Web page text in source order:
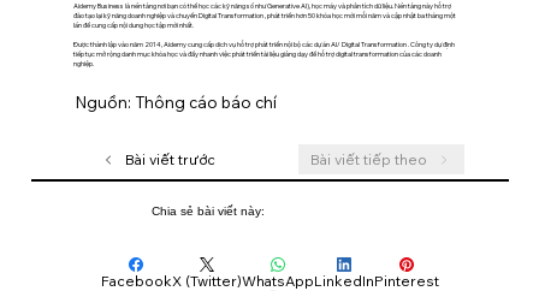
Aidemy Business là nền tảng nơi bạn có thể học các kỹ năng số như Generative AI), học máy và phân tích dữ liệu. Nền tảng này hỗ trợ
đào tạo lại kỹ năng doanh nghiệp và chuyển Digital Transformation , phát triển hơn 50 khóa học mới mỗi năm và cập nhật ba tháng một
lần để cung cấp nội dung học tập mới nhất.
Được thành lập vào năm 2014, Aidemy cung cấp dịch vụ hỗ trợ phát triển nội bộ các dự án AI/ Digital Transformation . Công ty dự định
tiếp tục mở rộng danh mục khóa học và đẩy nhanh việc phát triển tài liệu giảng dạy để hỗ trợ digital transformation của các doanh
nghiệp.
Nguồn: Thông cáo báo chí
Bài viết trước Bài viết tiếp theo
Chia sẻ bài viết này:
FacebookX (Twitter)WhatsAppLinkedInPinterest